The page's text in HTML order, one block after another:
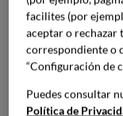
facilites (por
aceptar o rechazar
correspondiente o
“Configuración de
Puedes consultar
Política de